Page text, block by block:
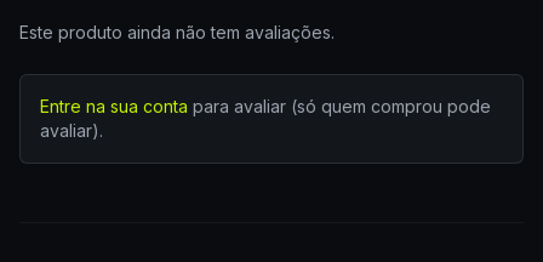
Este produto ainda não tem avaliações.
Entre na sua conta para avaliar (só quem comprou pode
avaliar).